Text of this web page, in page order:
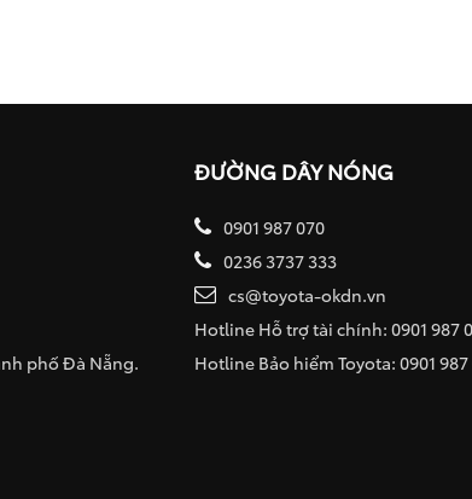
phố Đà Nẵng.
ĐƯỜNG DÂY NÓNG
0901 987 070
0236 3737 333
cs@toyota-okdn.vn
Hotline Hỗ trợ tài chính: 0901 987
Hotline Bảo hiểm Toyota: 0901 987